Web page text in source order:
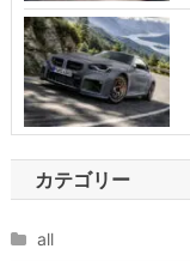
カテゴリー
all